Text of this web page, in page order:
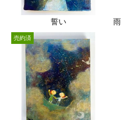
誓い
売約済